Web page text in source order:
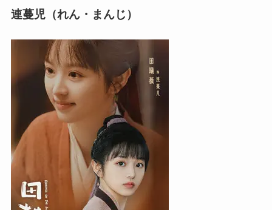
連蔓児（れん・まんじ）